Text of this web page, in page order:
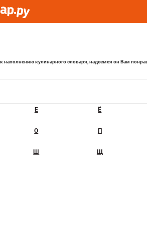
кулинарного словаря, надеемся он Вам
Е Ё
О П
Ш Щ